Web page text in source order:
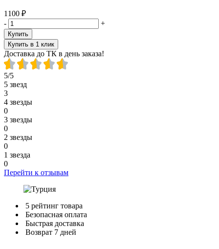
1100 ₽
-
+
Купить
Купить в 1 клик
Доставка до ТК в день заказа!
5/5
5 звезд
3
4 звезды
0
3 звезды
0
2 звезды
0
1 звезда
0
Перейти к отзывам
5 рейтинг товара
Безопасная оплата
Быстрая доставка
Возврат 7 дней